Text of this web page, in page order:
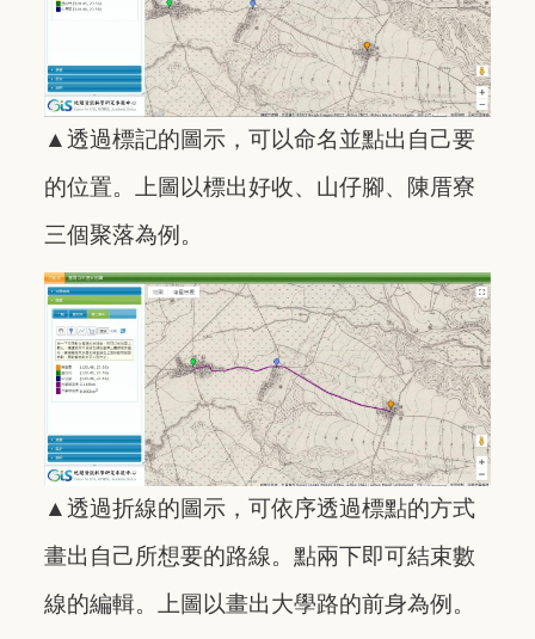
▲透過標記的圖示，可以命名並點出自己要
的位置。上圖以標出好收、山仔腳、陳厝寮
三個聚落為例。
▲透過折線的圖示，可依序透過標點的方式
畫出自己所想要的路線。點兩下即可結束數
線的編輯。上圖以畫出大學路的前身為例。